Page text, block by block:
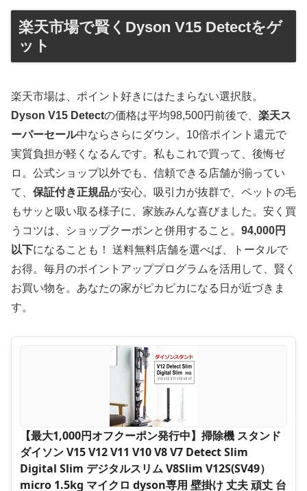
楽天市場で賢くDyson V15 Detectをゲ
ット
楽天市場は、ポイント好きにはたまらない選択肢。
Dyson V15 Detectの価格は平均98,500円前後で、 楽天ス
ーパーセール中ならさらにダウン。10倍ポイント還元で
実質負担が軽くなるんです。私もこれで買って、後悔ゼ
ロ。公式ショップ以外でも、信頼できる店舗が揃ってい
て、 保証付き正規品が安心。吸引力が抜群で、ペットの毛
もサッと吸い取る様子に、家族みんな喜びました。安く買
うコツは、ショップクーポンと併用すること。 94,000円
以下になることも！ 送料無料店舗を選べば、トータルで
お得。毎月のポイントアッププログラムを活用して、賢く
お買い物を。あなたの家がピカピカになる日が近づきま
す。
【最大1,000円オフクーポン発行中】掃除機 スタンド
ダイソン V15 V12 V11 V10 V8 V7 Detect Slim
Digital Slim デジタルスリム V8Slim V12S(SV49）
micro 1.5kg マイクロ dyson専用 壁掛け 丈夫 頑丈 台